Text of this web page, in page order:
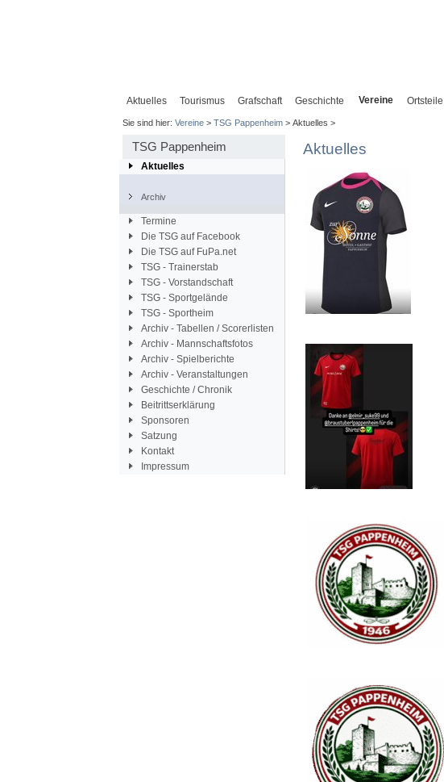
Aktuelles Tourismus Grafschaft Geschichte Vereine Ortsteile
Sie sind hier: Vereine> TSG Pappenheim> Aktuelles >
TSG Pappenheim
Aktuelles
Archiv
Termine
Die TSG auf Facebook
Die TSG auf FuPa.net
TSG - Trainerstab
TSG - Vorstandschaft
TSG - Sportgelände
TSG - Sportheim
Archiv - Tabellen / Scorerlisten
Archiv - Mannschaftsfotos
Archiv - Spielberichte
Archiv - Veranstaltungen
Geschichte / Chronik
Beitrittserklärung
Sponsoren
Satzung
Kontakt
Impressum
Aktuelles